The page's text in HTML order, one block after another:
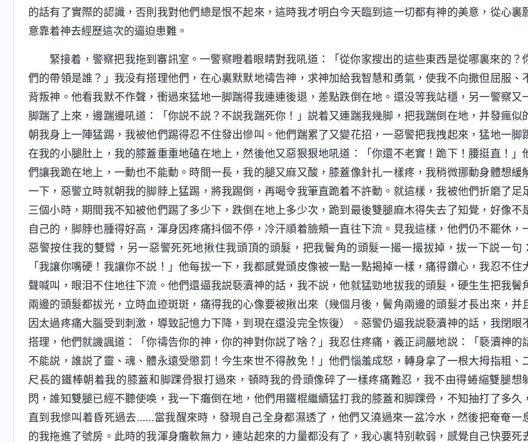
的話有了實際的認識，否則我對他們總是恨不起來，這時我才明白今天臨到這一切都有神的美意，從心裏
意靠着神去經歷這次的逼迫患難。
緊接着，警察把我拖到審訊室。一警察瞪着眼睛對我吼道：「從你家搜出的這些東西是從哪裏來的？
們的帶領是誰？」我没有搭理他們，在心裏默默地禱告神，求神加給我智慧和勇氣，使我不向撒但屈服、
背叛神。他看我默不作聲，衝過來猛地一脚踹得我連連後退，差點跌倒在地。還没等我站穩，另一警察又
脚踹了上來，邊踹邊吼道：「你説不説？不説我踹死你！」説着又連踹我幾脚，把我踹倒在地，并發瘋似
朝我身上一陣猛踢，我被他們踢得忍不住發出慘叫。他們踹累了又變花招，一惡警把我拽起來，猛地一脚
在我的小腿肚上，我的膝蓋重重地磕在地上，然後他又惡狠狠地吼道：「你還不老實！跪下！腰挺直！」
們讓我跪在地上，一動也不能動。時間一長，我的腿又麻又酸，膝蓋像針扎一樣疼，我稍微挪動身體想緩
一下，惡警立時就朝我的脚脖上猛踢，將我踢倒，再喝令我筆直跪着不許動。就這樣，我被他們折磨了足
三個小時，期間我不知被他們踢了多少下，跌倒在地上多少次，跪到最後雙腿麻木得失去了知覺，好像不
自己的，脚脖也腫得好高，渾身因疼痛抖個不停，冷汗順着臉頰一直往下流。見我這樣，他們仍不罷休，
惡警按住我的雙臂，另一惡警死死地揪住我頭頂的頭髮，把我鬢角的頭髮一撮一撮拔掉，拔一下説一句：
「我讓你嘴硬！我讓你不説！」他每拔一下，我都感覺頭皮像被一點一點揭掉一樣，痛得鑽心，我忍不住
聲喊叫，眼泪不住地往下流。他們還逼我説褻瀆神的話，我不説，他就猛勁地拔我的頭髮，硬生生把我鬢
兩邊的頭髮都拔光，立時血迹斑斑，痛得我的心像要被揪出來（幾個月後，鬢角兩邊的頭髮才長出來，并
因太過疼痛大腦受到刺激，導致記憶力下降，到現在還没完全恢復）。惡警仍逼我説褻瀆神的話，我閉眼
搭理，他們就譏諷道：「你禱告你的神，你的神對你説了啥？」我忍住疼痛，義正詞嚴地説：「褻瀆神的
不能説，誰説了靈、魂、體永遠受懲罰！今生來世不得赦免！」他們惱羞成怒，轉身拿了一根大拇指粗、
尺長的鐵棒朝着我的膝蓋和脚踝骨狠打過來，頓時我的骨頭像碎了一樣疼痛難忍，我不由得蜷縮雙腿想
閃，誰知雙腿已經不聽使唤，我一下癱倒在地，他們用鐵棍繼續猛打我的膝蓋和脚踝骨，不知抽打了多久，
直到我慘叫着昏死過去……當我醒來時，發現自己全身都濕透了，他們又澆過來一盆冷水，然後把奄奄一
的我拖進了號房。此時的我渾身癱軟無力，連站起來的力量都没有了，我心裏特别軟弱，感覺自己快要死